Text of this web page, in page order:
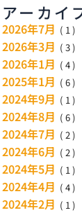
アーカイ
2026年7月 (1)
2026年3月 (3)
2026年1月 (4)
2025年1月 (6)
2024年9月 (1)
2024年8月 (6)
2024年7月 (2)
2024年6月 (2)
2024年5月 (1)
2024年4月 (4)
2024年2月 (1)